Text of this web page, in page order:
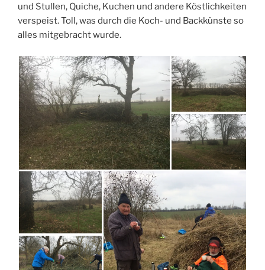
und Stullen, Quiche, Kuchen und andere Köstlichkeiten
verspeist. Toll, was durch die Koch- und Backkünste so
alles mitgebracht wurde.